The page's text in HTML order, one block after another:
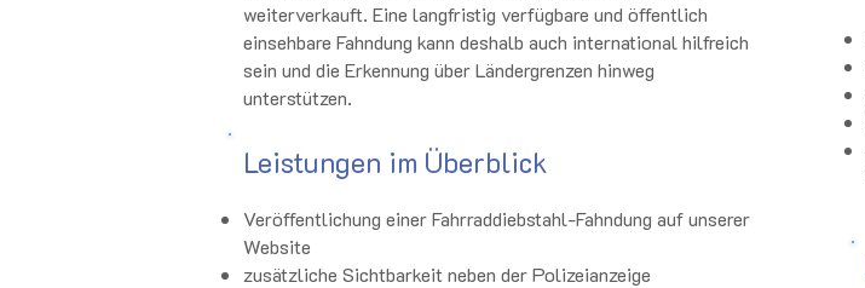
weiterverkauft. Eine langfristig verfügbare und öffentlich
einsehbare Fahndung kann deshalb auch international hilfreich
sein und die Erkennung über Ländergrenzen hinweg
unterstützen.
Leistungen im Überblick
Veröffentlichung einer Fahrraddiebstahl-Fahndung auf unserer
Website
zusätzliche Sichtbarkeit neben der Polizeianzeige